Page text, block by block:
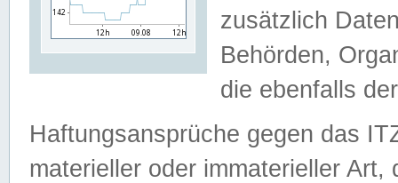
zusätzlich
Behörden,
die ebenfalls
Haftungsansprüche gegen das
materieller oder immaterieller